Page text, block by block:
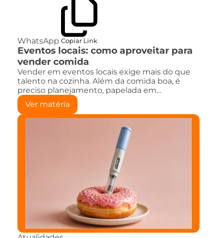
WhatsApp Copiar Link
Eventos locais: como aproveitar para
vender comida
Vender em eventos locais exige mais do que
talento na cozinha. Além da comida boa, é
preciso planejamento, papelada em…
Ver matéria